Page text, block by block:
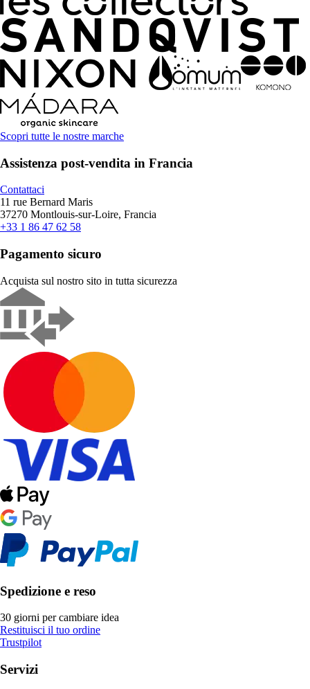
Scopri tutte le nostre marche
Assistenza post-vendita in Francia
Contattaci
11 rue Bernard Maris
37270 Montlouis-sur-Loire, Francia
+33 1 86 47 62 58
Pagamento sicuro
Acquista sul nostro sito in tutta sicurezza
Spedizione e reso
30 giorni per cambiare idea
Restituisci il tuo ordine
Trustpilot
Servizi